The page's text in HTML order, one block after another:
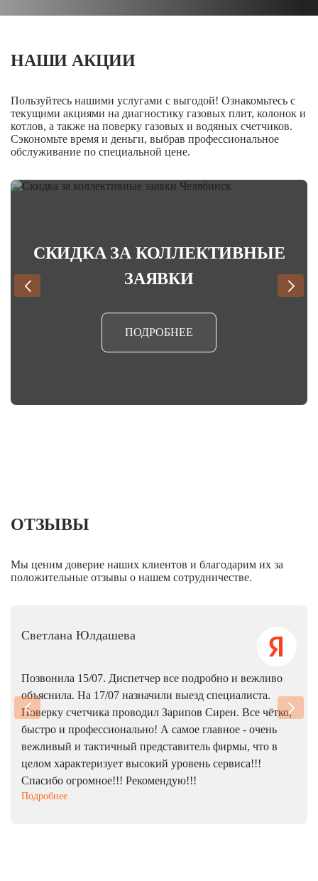
НАШИ АКЦИИ
Пользуйтесь нашими услугами с выгодой! Ознакомьтесь с
текущими акциями на диагностику газовых плит, колонок и
котлов, а также на поверку газовых и водяных счетчиков.
Сэкономьте время и деньги, выбрав профессиональное
обслуживание по специальной цене.
СКИДКА ЗА КОЛЛЕКТИВНЫЕ
ЗАЯВКИ
ПОДРОБНЕЕ
ОТЗЫВЫ
Мы ценим доверие наших клиентов и благодарим их за
положительные отзывы о нашем сотрудничестве.
Светлана Юлдашева
Позвонила 15/07. Диспетчер все подробно и вежливо
объяснила. На 17/07 назначили выезд специалиста.
Поверку счетчика проводил Зарипов Сирен. Все чётко,
быстро и профессионально! А самое главное - очень
вежливый и тактичный представитель фирмы, что в
целом характеризует высокий уровень сервиса!!!
Спасибо огромное!!! Рекомендую!!!
Подробнее